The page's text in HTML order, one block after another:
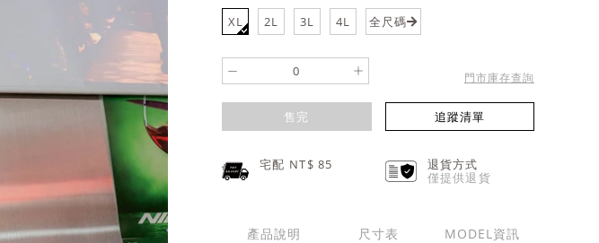
XL 2L 3L 4L 全尺碼
- + 門市庫存查詢
售完 追蹤清單
宅配 NT$85
退貨方式
僅提供退貨
產品說明 尺寸表 MODEL資訊